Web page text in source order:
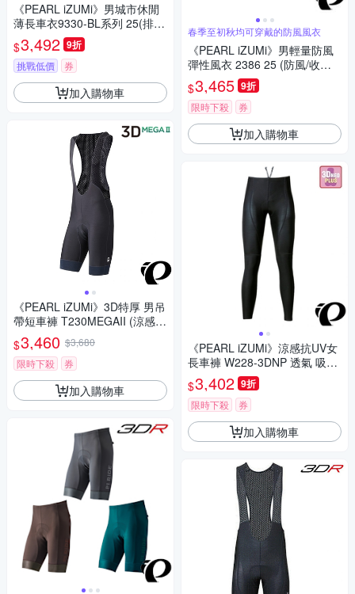
《PEARL iZUMi》男城市休閒
薄長車衣9330-BL系列 25(排
汗/速乾/男車服/長袖車衣/運動/
自行車)
$3,492 9折
挑戰低價 券
加入購物車
《PEARL iZUMi》3D特厚 男吊
帶短車褲 T230MEGAII (涼感車
褲/吊帶褲/長途/單車/運動/自行
車)
$3,460 $3,680
限時下殺
券
加入購物車
春季至初秋均可穿戴的防風風衣
《PEARL iZUMi》男輕量防風
彈性風衣 2386 25 (防風/收納/
輕量/防潑水/運動/慢跑/自行車)
$3,465 9折
限時下殺 券
加入購物車
《PEARL iZUMi》涼感抗UV女
長車褲 W228-3DNP 透氣 吸汗
日本製 防曬/環島/單車/運動
$3,402 9折
限時下殺 券
加入購物車